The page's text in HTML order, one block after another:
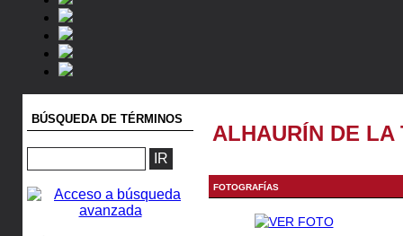
BÚSQUEDA DE TÉRMINOS
ALHAURÍN DE LA
FOTOGRAFÍAS